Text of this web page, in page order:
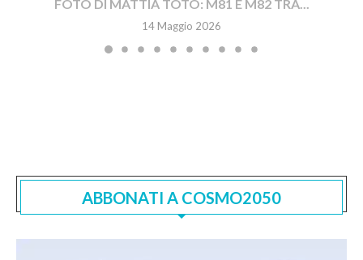
FOTO DI MATTIA TOTO: M81 E M82 TRA...
14 Maggio 2026
ABBONATI A COSMO2050